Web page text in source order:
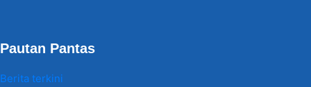
Pautan Pantas
Berita terkini